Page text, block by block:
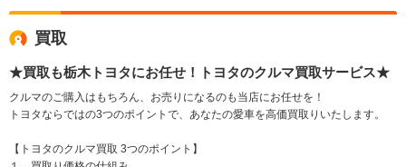
買取
★買取も栃木トヨタにお任せ！トヨタのクルマ買取サービス★
クルマのご購入はもちろん、お売りになるのも当店にお任せを！
トヨタならではの3つのポイントで、あなたの愛車を高価買取りいたします。
【トヨタのクルマ買取 3つのポイント】